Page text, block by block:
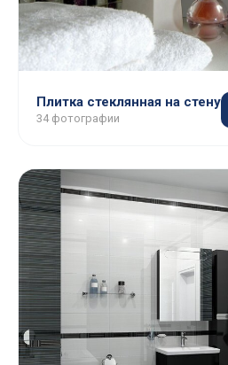
Плитка стеклянная на стену
34 фотографии